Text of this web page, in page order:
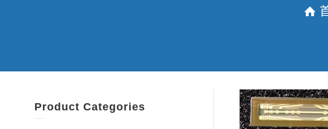
Product Categories